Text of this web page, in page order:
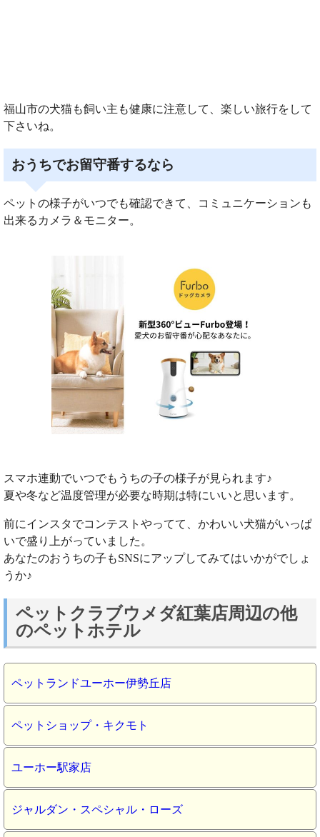
福山市の犬猫も飼い主も健康に注意して、楽しい旅行をして
下さいね。
おうちでお留守番するなら
ペットの様子がいつでも確認できて、コミュニケーションも
出来るカメラ＆モニター。
スマホ連動でいつでもうちの子の様子が見られます♪
夏や冬など温度管理が必要な時期は特にいいと思います。
前にインスタでコンテストやってて、かわいい犬猫がいっぱ
いで盛り上がっていました。
あなたのおうちの子もSNSにアップしてみてはいかがでしょ
うか♪
ペットクラブウメダ紅葉店周辺の他
のペットホテル
ペットランドユーホー伊勢丘店
ペットショップ・キクモト
ユーホー駅家店
ジャルダン・スペシャル・ローズ